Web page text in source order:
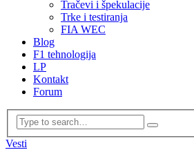
Tračevi i špekulacije
Trke i testiranja
FIA WEC
Blog
F1 tehnologija
LP
Kontakt
Forum
Vesti